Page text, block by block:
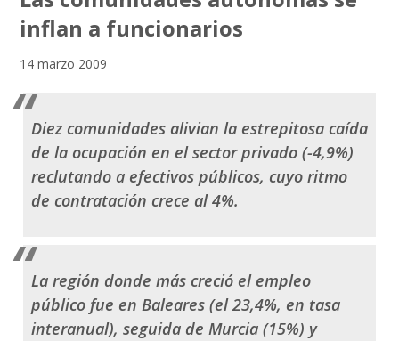
inflan a funcionarios
14 marzo 2009
Diez comunidades alivian la estrepitosa caída
de la ocupación en el sector privado (-4,9%)
reclutando a efectivos públicos, cuyo ritmo
de contratación crece al 4%.
La región donde más creció el empleo
público fue en Baleares (el 23,4%, en tasa
interanual), seguida de Murcia (15%) y